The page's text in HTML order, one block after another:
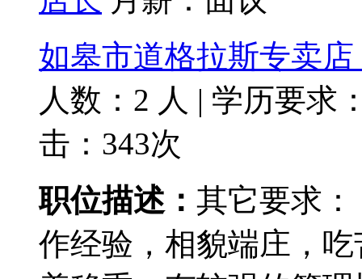
如皋市道格拉斯专卖
人数：2 人 | 学历要求
击：343次
职位描述： 其它要求
作经验，相貌端庄，